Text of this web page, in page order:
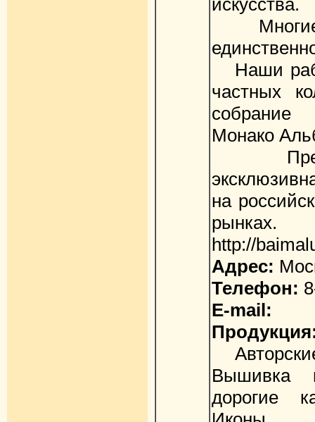
искусства.
Многие
Наши
частных
собрание
Монако
на
рынках.
http://
Адрес:
Телефон:
E-mail:
Вышивка
дорогие